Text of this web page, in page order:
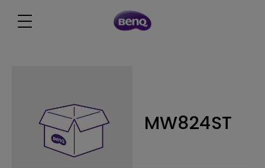
MW824ST